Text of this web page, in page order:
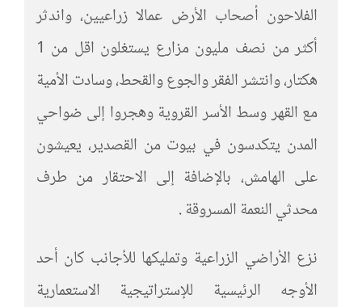
الفلاحون أصحاب الأرض عمالا زراعيين، واندثر
أكثر من نصف مليون مزارع يستغلون اقل من 1
هكتار، وانتشر الفقر والجوع والقحط، وسادت الأمية
مع القهر وسط الأسر القروية وهجروا إلى ضواحي
المدن يتكدسون في بيوت من القصدير، يعيشون
على الهامش، بالإضافة إلى الاحتقار من طرف
محدثي النعمة المسروقة .
نزع الأراضي الزراعية وتمليكها للأجانب كان أحد
الأوجه الرئيسية للإستراتيجية الاستعمارية